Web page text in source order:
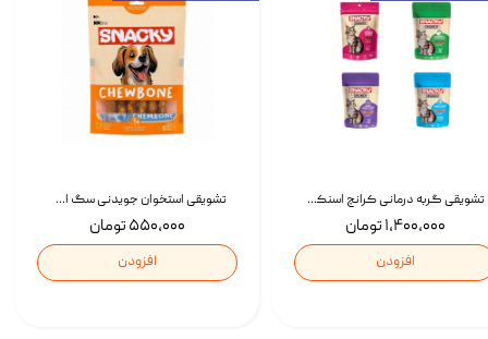
تشویقی استخوان جویدنی سگ اسنکی کرانچی با طعم مرغ Snacky Crunchy Munchy وزن 100 گرم
۵۵۰,۰۰۰ تومان
افزودن
تشویقی گربه درمانی کرانچ اسنکی با طعم میکس Snacky Crunch Cat Treats وزن 60 گرم بسته 4 عددی
۱,۴۰۰,۰۰۰ تومان
افزودن